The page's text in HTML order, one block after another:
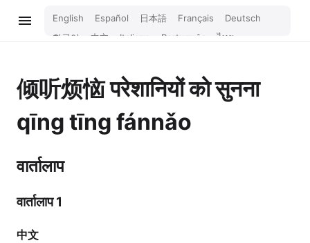
English Español 日本語 Français
Deutsch
한국어
中文 Italiano Português
ไทย
Bahasa Indonesia
Русский
倾听烦恼परेशानियों को सुनना
qīng tīng fánnǎo
वार्तालाप
वार्तालाप 1
中文